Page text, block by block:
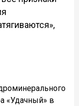
«Удачный» в